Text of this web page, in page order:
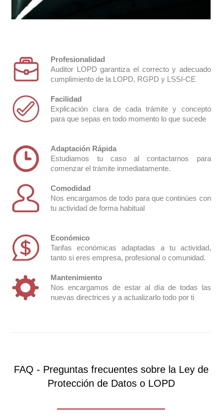
Profesionalidad
Auditor LOPD garantiza el correcto y adecuado
cumplimiento de la LOPD, RGPD y LSSI-CE
Facilidad
Explicación clara de cada trámite y concepto
para que sepas en todo momento lo que sucede
Adaptación Rápida
Estudiamos tu caso al contactarnos para
comenzar el trámite inmediatamente.
Comodidad
Nos encargamos de todo para que continúes con
tu actividad de forma habitual
Económico
Tarifas económicas adaptadas a tu actividad,
tanto si eres empresa, profesional o comunidad.
Mantenimiento
Nos encargamos de estar al día de todas las
nuevas directrices y a actualizarlo todo por ti
FAQ - Preguntas frecuentes sobre la Ley de
Protección de Datos o LOPD